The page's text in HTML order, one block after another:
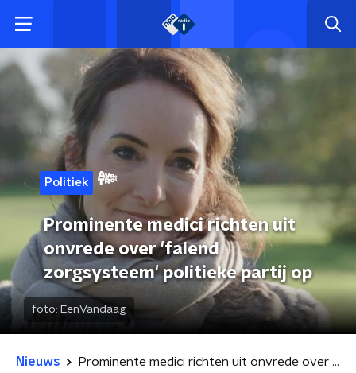
Politiek
Prominente medici richten uit
onvrede over 'falend
zorgsysteem' politieke partij op
foto: EenVandaag
Nieuws Prominente medici richten uit onvrede over 'falend zorgsysteem' politieke partij op